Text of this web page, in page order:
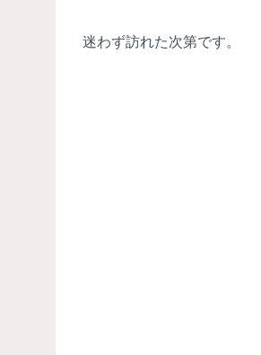
迷わず訪れた次第です。